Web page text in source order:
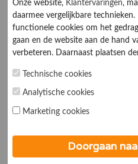
Social Media integratie
Uw eigen review widget
Onze website, Klantervaringen,
daarmee vergelijkbare
functionele cookies om het
gaan en de website aan de hand
verbeteren. Daarnaast plaatsen
marketing cookies worden
toestemming voor deze
op ieder moment aanpassen in de
Technische cookies
Analytische cookies
Marketing cookies
Doorgaan